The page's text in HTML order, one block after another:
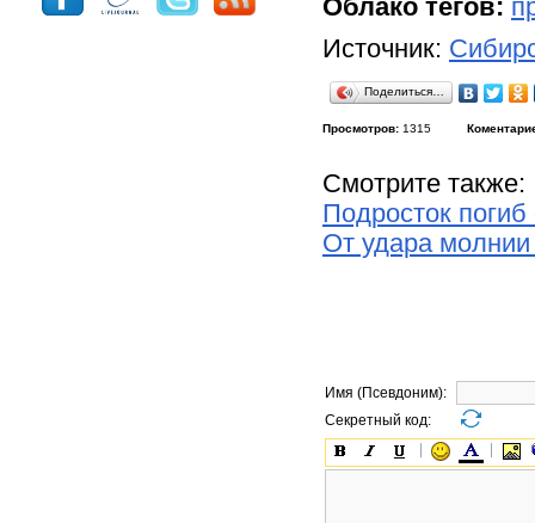
Облако тегов:
Источник:
Поделиться…
Просмотров: 1315
Смотрите также:
Подросток
От удара
Имя (Псевдоним):
Секретный код: